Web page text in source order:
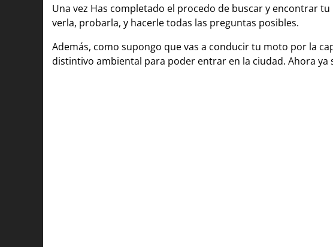
Una vez Has completado el procedo de buscar y encontrar
verla, probarla, y hacerle todas las preguntas posibles.
Además, como supongo que vas a conducir tu moto por la
distintivo ambiental para poder entrar en la ciudad. Ahora ya